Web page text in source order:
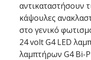
αντικαταστήσουν
κάψουλες
στο γενικό
24 volt G4 LED
λαμπτήρων G4 Bi-